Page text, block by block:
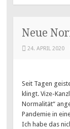
Neue
24. APRIL 2020
Seit Tagen
klingt. Vize-
Normalität“
Pandemie in
Ich habe das